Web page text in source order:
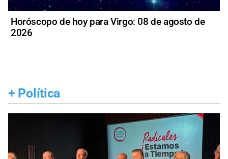
Horóscopo de hoy para Virgo: 08 de agosto de
2026
+ Política